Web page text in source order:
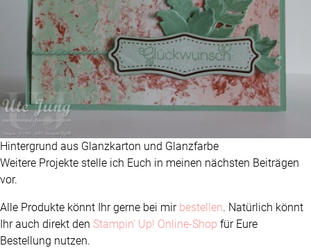
Hintergrund aus Glanzkarton und Glanzfarbe
Weitere Projekte stelle ich Euch in meinen nächsten Beiträgen
vor.
Alle Produkte könnt Ihr gerne bei mir bestellen. Natürlich könnt
Ihr auch direkt den Stampin‘ Up! Online-Shop für Eure
Bestellung nutzen.